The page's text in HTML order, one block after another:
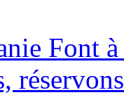
Font